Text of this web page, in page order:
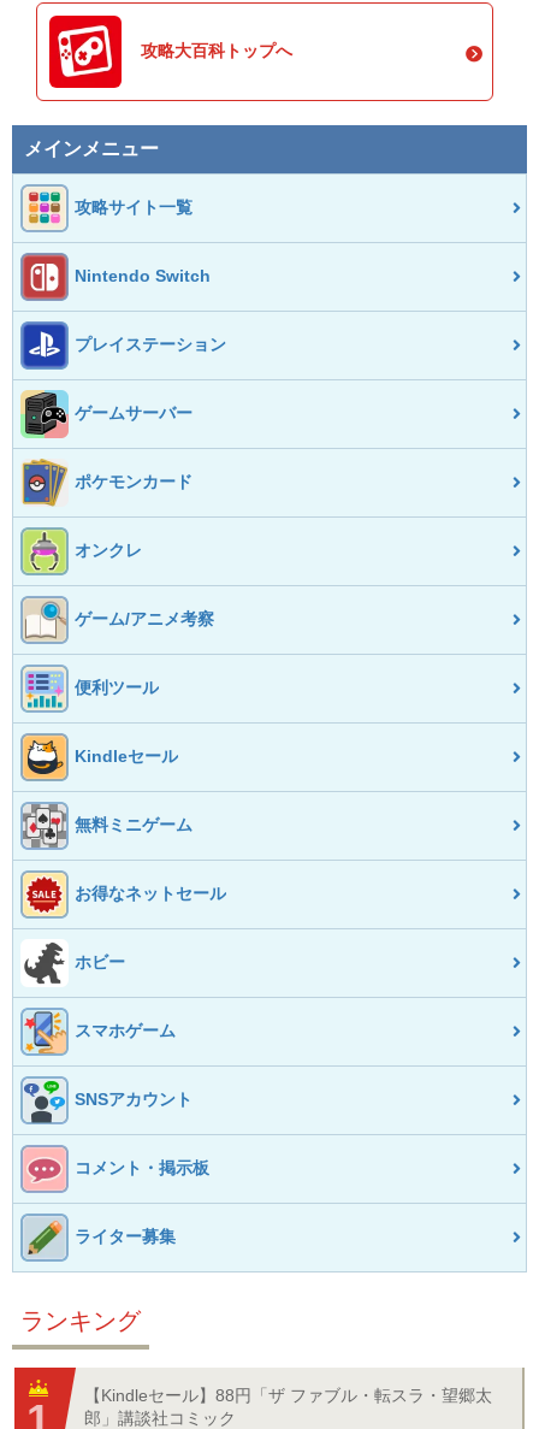
攻略大百科トップへ
メインメニュー
攻略サイト一覧
Nintendo Switch
プレイステーション
ゲームサーバー
ポケモンカード
オンクレ
ゲーム/アニメ考察
便利ツール
Kindleセール
無料ミニゲーム
お得なネットセール
ホビー
スマホゲーム
SNSアカウント
コメント・掲示板
ライター募集
ランキング
【Kindleセール】88円「ザ ファブル・転スラ・望郷太
郎」講談社コミック